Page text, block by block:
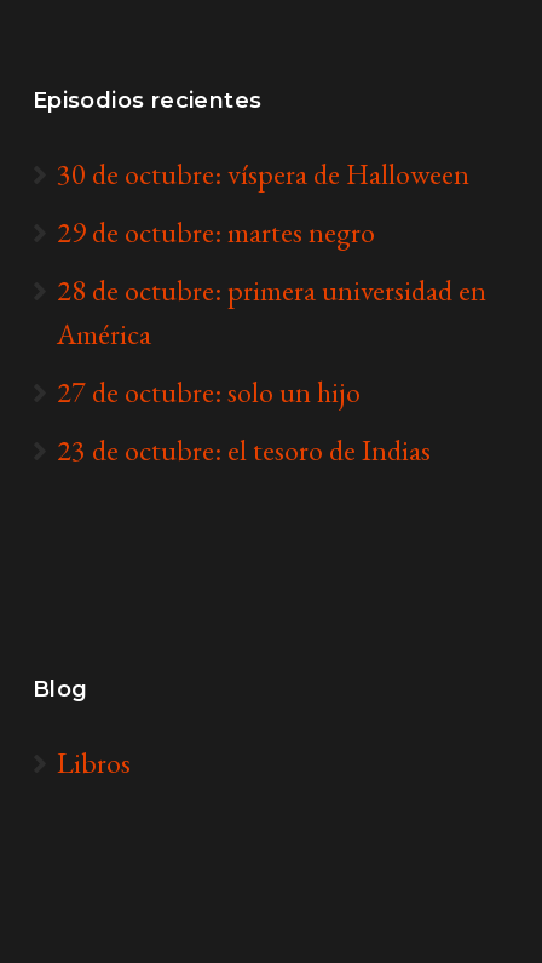
Episodios recientes
30 de octubre: víspera de Halloween
29 de octubre: martes negro
28 de octubre: primera universidad en
América
27 de octubre: solo un hijo
23 de octubre: el tesoro de Indias
Blog
Libros